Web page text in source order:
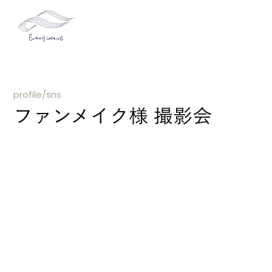
profile/sns
ファンメイク様 撮影会